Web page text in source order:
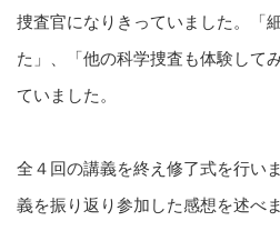
捜査官になりきっていました。「
た」、「他の科学捜査も体験して
ていました。
全４回の講義を終え修了式を行い
義を振り返り参加した感想を述べ